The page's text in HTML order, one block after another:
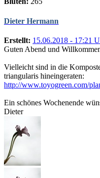
Dieter Hermann
Erstellt: 15.06.2018 - 17:21
Guten Abend und
Vielleicht sind in die
triangularis hineingeraten:
http://www.toyogreen.com/
Ein schönes Wochenende
Dieter